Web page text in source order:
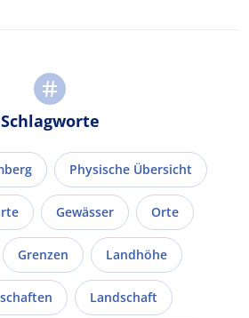
Schlagworte
Physische Übersicht
Gewässer Orte
Grenzen Landhöhe
Landschaft